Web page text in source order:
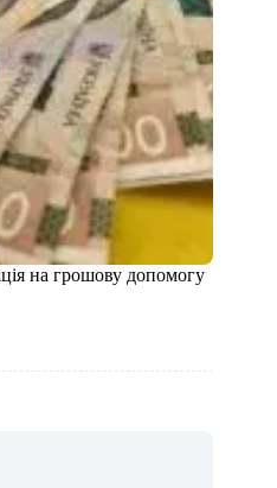
на грошову допомогу